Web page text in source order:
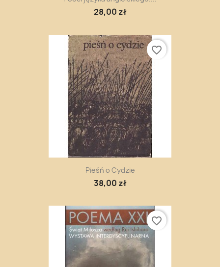
28,00 zł
Pieśń o Cydzie
38,00 zł
favorite_border
favorite_border